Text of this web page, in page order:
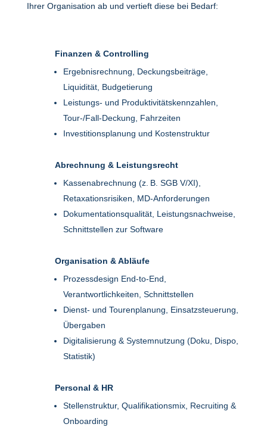
Ihrer Organisation ab und vertieft diese bei Bedarf:
Finanzen & Controlling
Ergebnisrechnung, Deckungsbeiträge,
Liquidität, Budgetierung
Leistungs- und Produktivitätskennzahlen,
Tour-/Fall-Deckung, Fahrzeiten
Investitionsplanung und Kostenstruktur
Abrechnung & Leistungsrecht
Kassenabrechnung (z. B. SGB V/XI),
Retaxationsrisiken, MD-Anforderungen
Dokumentationsqualität, Leistungsnachweise,
Schnittstellen zur Software
Organisation & Abläufe
Prozessdesign End-to-End,
Verantwortlichkeiten, Schnittstellen
Dienst- und Tourenplanung, Einsatzsteuerung,
Übergaben
Digitalisierung & Systemnutzung (Doku, Dispo,
Statistik)
Personal & HR
Stellenstruktur, Qualifikationsmix, Recruiting &
Onboarding